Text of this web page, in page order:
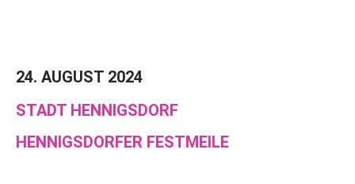
24. AUGUST 2024
STADT HENNIGSDORF
HENNIGSDORFER FESTMEILE